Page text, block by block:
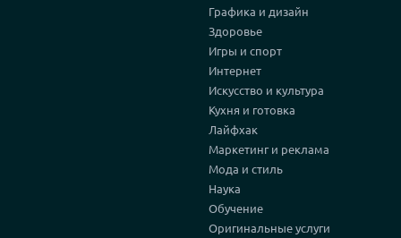
Графика и дизайн
Здоровье
Игры и спорт
Интернет
Искусство и культура
Кухня и готовка
Лайфхак
Маркетинг и реклама
Мода и стиль
Наука
Обучение
Оригинальные услуги